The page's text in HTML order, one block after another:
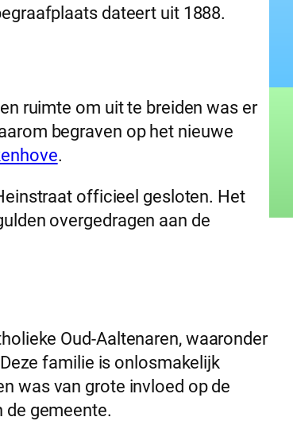
dateert uit 1888.
ruimte om uit te breiden was er
begraven op het nieuwe
.
officieel gesloten. Het
overgedragen aan de
Oud-Aaltenaren, waaronder
familie is onlosmakelijk
was van grote invloed op de
de gemeente.